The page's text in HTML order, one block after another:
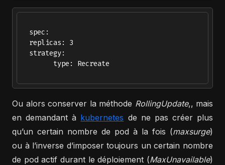
  spec:
  replicas: 3
  strategy:
        type: Recreate
Ou alors conserver la méthode RollingUpdate,, mais
en demandant à kubernetes de ne pas créer plus
qu’un certain nombre de pod à la fois (maxsurge)
ou à l’inverse d’imposer toujours un certain nombre
de pod actif durant le déploiement (MaxUnavailable)